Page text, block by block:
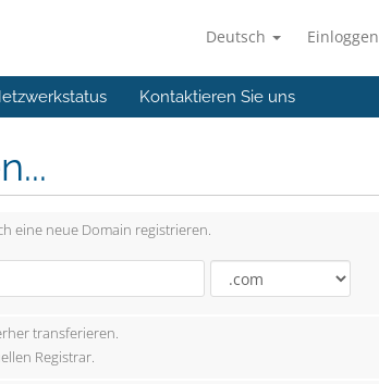
Deutsch Einloggen
Kontaktieren Sie uns
eine neue Domain registrieren.
transferieren.
Registrar.